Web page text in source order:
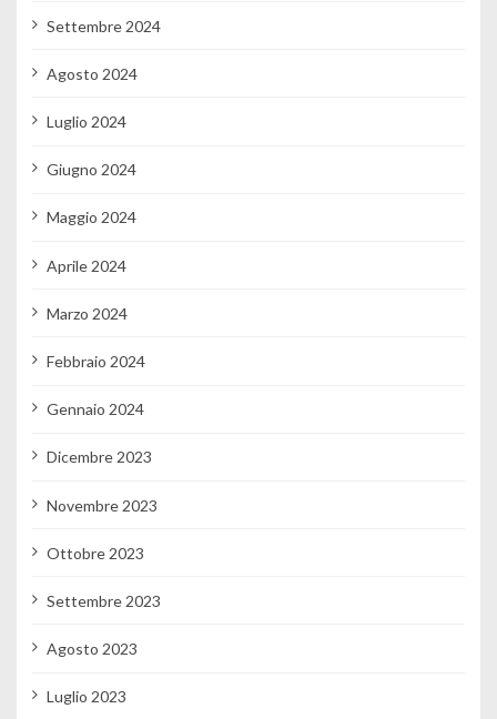
Settembre 2024
Agosto 2024
Luglio 2024
Giugno 2024
Maggio 2024
Aprile 2024
Marzo 2024
Febbraio 2024
Gennaio 2024
Dicembre 2023
Novembre 2023
Ottobre 2023
Settembre 2023
Agosto 2023
Luglio 2023